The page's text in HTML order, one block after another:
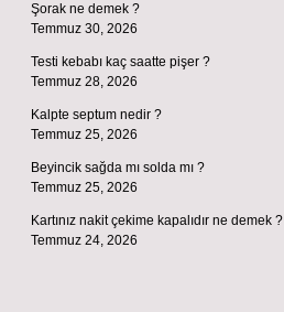
Şorak ne demek ?
Temmuz 30, 2026
Testi kebabı kaç saatte pişer ?
Temmuz 28, 2026
Kalpte septum nedir ?
Temmuz 25, 2026
Beyincik sağda mı solda mı ?
Temmuz 25, 2026
Kartınız nakit çekime kapalıdır ne demek ?
Temmuz 24, 2026